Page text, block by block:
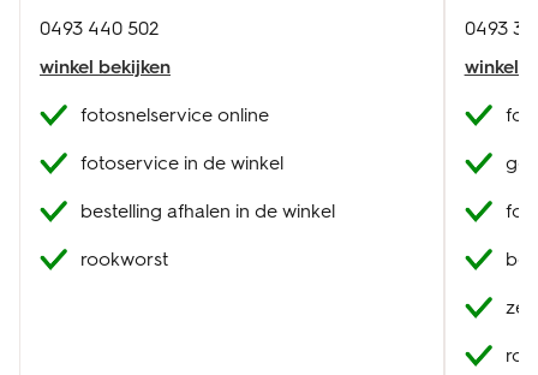
0493 440 502
winkel bekijken
fotosnelservice online
fotoservice in de winkel
bestelling afhalen in de winkel
rookworst
0493
winkel